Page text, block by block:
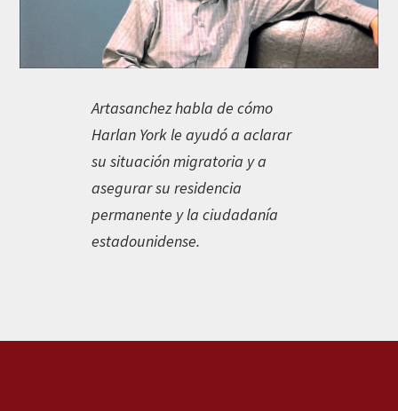
Artasanchez habla de cómo
Harlan York le ayudó a aclarar
su situación migratoria y a
asegurar su residencia
permanente y la ciudadanía
estadounidense.